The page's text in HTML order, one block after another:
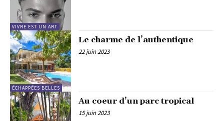
VIVRE EST UN ART
ÉCHAPPÉES BELLES
Le charme de l’authentique
22 juin 2023
Au coeur d’un parc tropical
15 juin 2023